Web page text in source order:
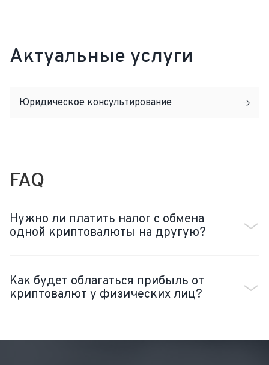
Актуальные услуги
Юридическое консультирование
FAQ
Нужно ли платить налог с обмена
одной криптовалюты на другую?
Как будет облагаться прибыль от
криптовалют у физических лиц?